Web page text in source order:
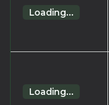
Loading...
Loading...